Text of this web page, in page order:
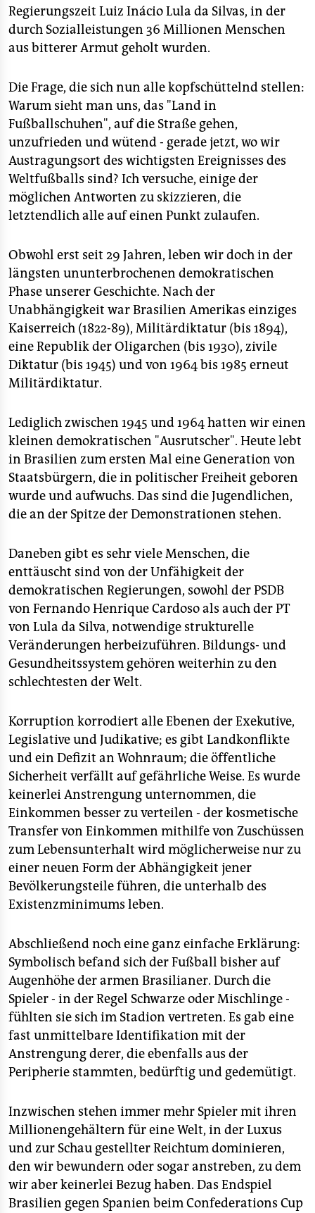
Regierungszeit Luiz Inácio Lula da Silvas, in der
durch Sozialleistungen 36 Millionen Menschen
aus bitterer Armut geholt wurden.
Die Frage, die sich nun alle kopfschüttelnd stellen:
Warum sieht man uns, das "Land in
Fußballschuhen", auf die Straße gehen,
unzufrieden und wütend - gerade jetzt, wo wir
Austragungsort des wichtigsten Ereignisses des
Weltfußballs sind? Ich versuche, einige der
möglichen Antworten zu skizzieren, die
letztendlich alle auf einen Punkt zulaufen.
Obwohl erst seit 29 Jahren, leben wir doch in der
längsten ununterbrochenen demokratischen
Phase unserer Geschichte. Nach der
Unabhängigkeit war Brasilien Amerikas einziges
Kaiserreich (1822-89), Militärdiktatur (bis 1894),
eine Republik der Oligarchen (bis 1930), zivile
Diktatur (bis 1945) und von 1964 bis 1985 erneut
Militärdiktatur.
Lediglich zwischen 1945 und 1964 hatten wir einen
kleinen demokratischen "Ausrutscher". Heute lebt
in Brasilien zum ersten Mal eine Generation von
Staatsbürgern, die in politischer Freiheit geboren
wurde und aufwuchs. Das sind die Jugendlichen,
die an der Spitze der Demonstrationen stehen.
Daneben gibt es sehr viele Menschen, die
enttäuscht sind von der Unfähigkeit der
demokratischen Regierungen, sowohl der PSDB
von Fernando Henrique Cardoso als auch der PT
von Lula da Silva, notwendige strukturelle
Veränderungen herbeizuführen. Bildungs- und
Gesundheitssystem gehören weiterhin zu den
schlechtesten der Welt.
Korruption korrodiert alle Ebenen der Exekutive,
Legislative und Judikative; es gibt Landkonflikte
und ein Defizit an Wohnraum; die öffentliche
Sicherheit verfällt auf gefährliche Weise. Es wurde
keinerlei Anstrengung unternommen, die
Einkommen besser zu verteilen - der kosmetische
Transfer von Einkommen mithilfe von Zuschüssen
zum Lebensunterhalt wird möglicherweise nur zu
einer neuen Form der Abhängigkeit jener
Bevölkerungsteile führen, die unterhalb des
Existenzminimums leben.
Abschließend noch eine ganz einfache Erklärung:
Symbolisch befand sich der Fußball bisher auf
Augenhöhe der armen Brasilianer. Durch die
Spieler - in der Regel Schwarze oder Mischlinge -
fühlten sie sich im Stadion vertreten. Es gab eine
fast unmittelbare Identifikation mit der
Anstrengung derer, die ebenfalls aus der
Peripherie stammten, bedürftig und gedemütigt.
Inzwischen stehen immer mehr Spieler mit ihren
Millionengehältern für eine Welt, in der Luxus
und zur Schau gestellter Reichtum dominieren,
den wir bewundern oder sogar anstreben, zu dem
wir aber keinerlei Bezug haben. Das Endspiel
Brasilien gegen Spanien beim Confederations Cup